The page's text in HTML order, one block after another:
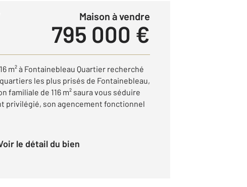
Maison à vendre
795 000 €
m² à Fontainebleau Quartier recherché
les plus prisés de Fontainebleau,
familiale de 116 m² saura vous séduire
privilégié, son agencement fonctionnel
Voir le détail du bien